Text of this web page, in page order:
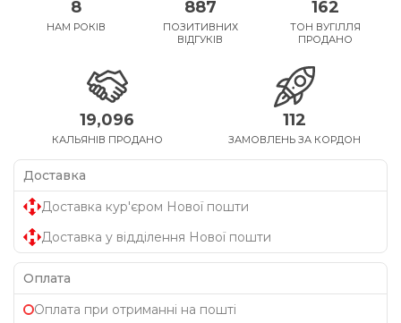
8
НАМ РОКІВ
887
ПОЗИТИВНИХ
ВІДГУКІВ
162
ТОН ВУГІЛЛЯ
ПРОДАНО
19,096
КАЛЬЯНІВ ПРОДАНО
112
ЗАМОВЛЕНЬ ЗА КОРДОН
Доставка
Доставка кур'єром Нової пошти
Доставка у відділення Нової пошти
Оплата
Оплата при отриманні на пошті